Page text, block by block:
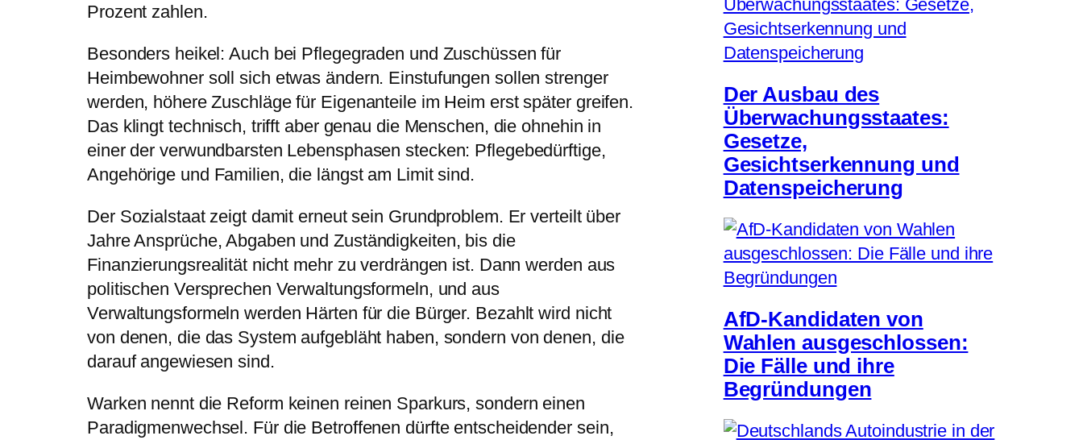
Prozent zahlen.
Besonders heikel: Auch bei Pflegegraden und Zuschüssen für
Heimbewohner soll sich etwas ändern. Einstufungen sollen strenger
werden, höhere Zuschläge für Eigenanteile im Heim erst später greifen.
Das klingt technisch, trifft aber genau die Menschen, die ohnehin in
einer der verwundbarsten Lebensphasen stecken: Pflegebedürftige,
Angehörige und Familien, die längst am Limit sind.
Der Sozialstaat zeigt damit erneut sein Grundproblem. Er verteilt über
Jahre Ansprüche, Abgaben und Zuständigkeiten, bis die
Finanzierungsrealität nicht mehr zu verdrängen ist. Dann werden aus
politischen Versprechen Verwaltungsformeln, und aus
Verwaltungsformeln werden Härten für die Bürger. Bezahlt wird nicht
von denen, die das System aufgebläht haben, sondern von denen, die
darauf angewiesen sind.
Warken nennt die Reform keinen reinen Sparkurs, sondern einen
Paradigmenwechsel. Für die Betroffenen dürfte entscheidender sein,
Der Ausbau des
Überwachungsstaates:
Gesetze,
Gesichtserkennung und
Datenspeicherung
AfD-Kandidaten von
Wahlen ausgeschlossen:
Die Fälle und ihre
Begründungen